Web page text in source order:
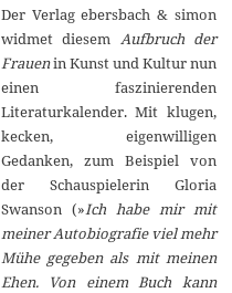
Der Verlag ebersbach & simon
widmet diesem Aufbruch der
Frauenin Kunst und Kultur nun
einen faszinierenden
Literaturkalender. Mit klugen,
kecken, eigenwilligen
Gedanken, zum Beispiel von
der Schauspielerin Gloria
Swanson (»Ich habe mir mit
meiner Autobiografie viel mehr
Mühe gegeben als mit meinen
Ehen. Von einem Buch kann